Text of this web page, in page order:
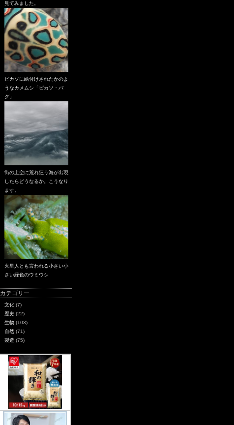
見てみました。
ピカソに絵付けされたかのよ
うなカメムシ「ピカソ・バ
グ」
街の上空に荒れ狂う海が出現
したらどうなるか。こうなり
ます。
火星人とも言われる小さい小
さい緑色のウミウシ
カテゴリー
文化 (7)
歴史 (22)
生物 (103)
自然 (71)
製造 (75)